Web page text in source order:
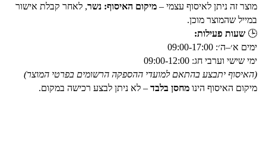
מוצר זה ניתן לאיסוף עצמי – מיקום האיסוף: נשר, לאחר קבלת אישור
במייל שהמוצר מוכן.
🕒 שעות פעילות:
ימים א׳–ה׳: 09:00-17:00
ימי שישי וערבי חג: 09:00-12:00
(האיסוף יתבצע בהתאם למועדי ההספקה הרשומים בפרטי המוצר)
מיקום האיסוף הינו מחסן בלבד – לא ניתן לבצע רכישה במקום.